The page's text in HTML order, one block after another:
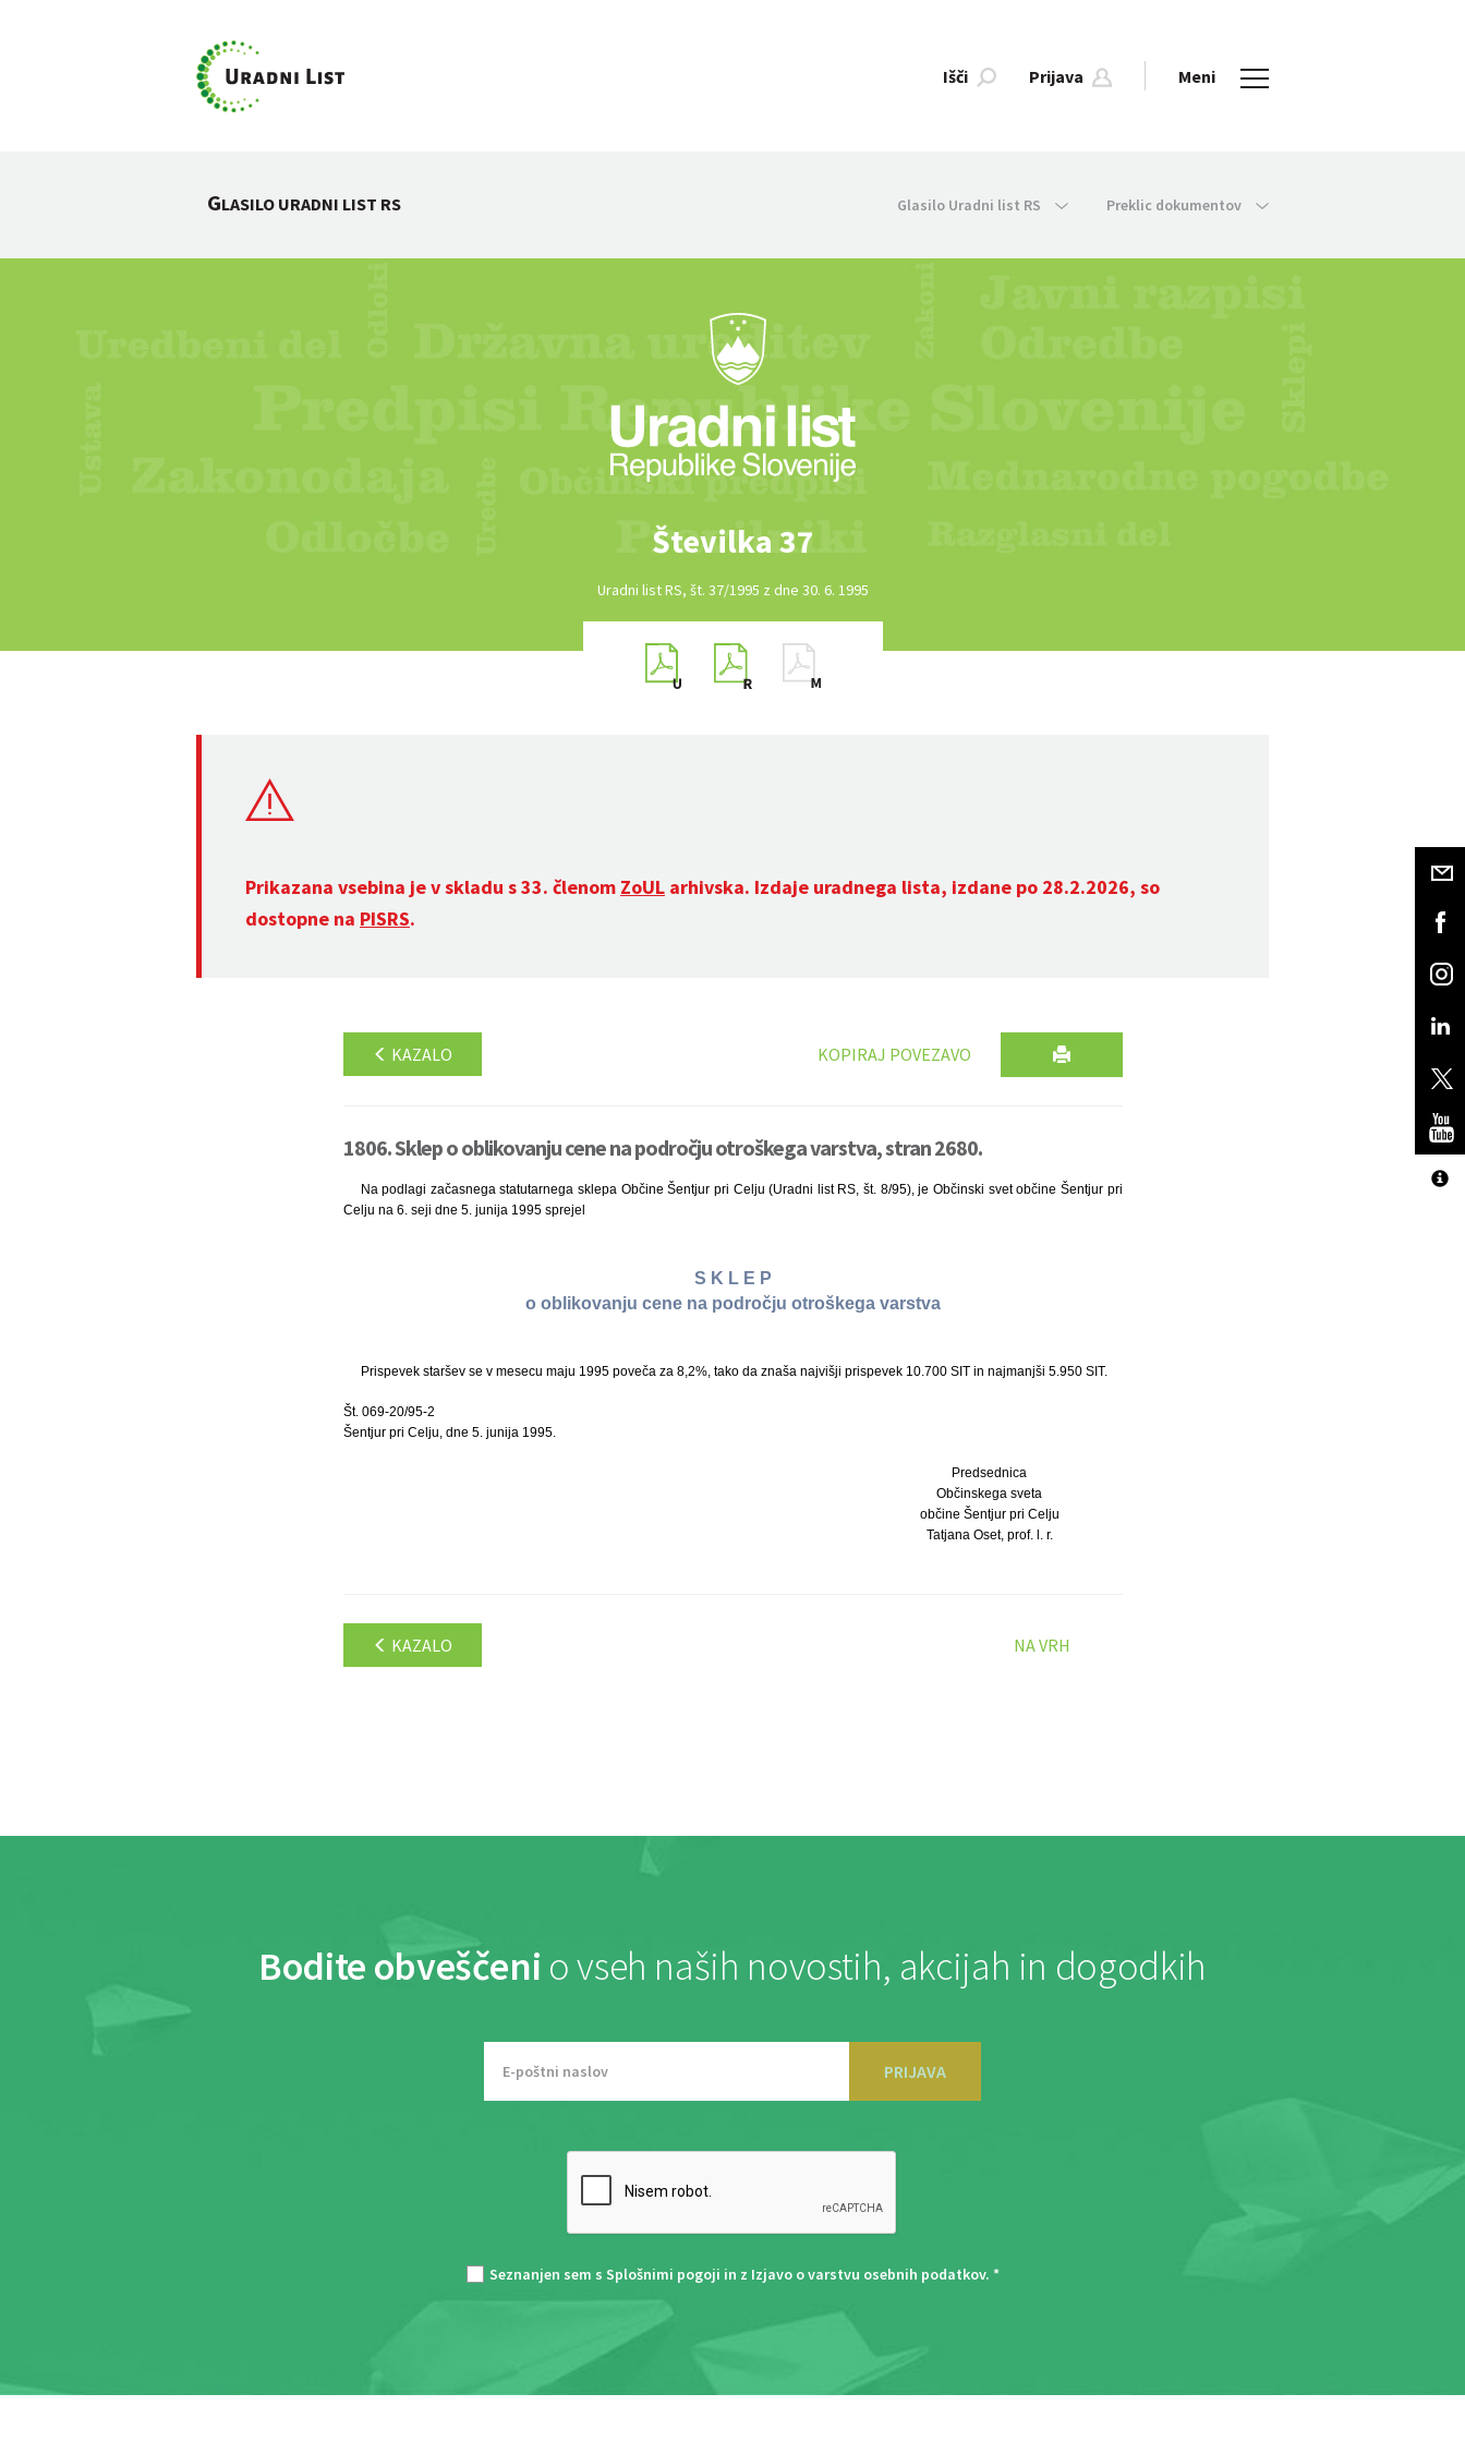
Išči Prijava Meni
GLASILO URADNI LIST RS Glasilo Uradni list RS Preklic dokumentov
Številka 37
Uradni list RS, št. 37/1995 z dne 30. 6. 1995
Prikazana vsebina je v skladu s 33. členom ZoUL arhivska. Izdaje uradnega lista, izdane po 28.2.2026, so
dostopne na PISRS.
KAZALO KOPIRAJ POVEZAVO
1806. Sklep o oblikovanju cene na področju otroškega varstva, stran 2680.
Na podlagi začasnega statutarnega sklepa Občine Šentjur pri Celju (Uradni list RS, št. 8/95), je Občinski svet občine Šentjur pri
Celju na 6. seji dne 5. junija 1995 sprejel
S K L E P
o oblikovanju cene na področju otroškega varstva
Prispevek staršev se v mesecu maju 1995 poveča za 8,2%, tako da znaša najvišji prispevek 10.700 SIT in najmanjši 5.950 SIT.
Št. 069-20/95-2
Šentjur pri Celju, dne 5. junija 1995.
Predsednica
Občinskega sveta
občine Šentjur pri Celju
Tatjana Oset, prof. l. r.
KAZALO NA VRH
Bodite obveščeni o vseh naših novostih, akcijah in dogodkih
PRIJAVA
Seznanjen sem s Splošnimi pogoji in z Izjavo o varstvu osebnih podatkov. *